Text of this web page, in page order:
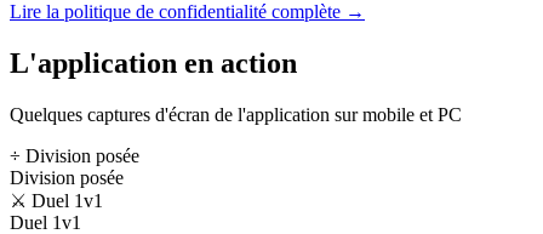
Lire la politique de confidentialité complète →
L'application en action
Quelques captures d'écran de l'application sur mobile et PC
÷ Division posée
Division posée
⚔️ Duel 1v1
Duel 1v1